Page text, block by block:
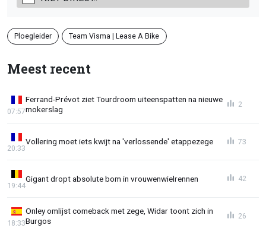
Ploegleider Team Visma | Lease A Bike
Meest recent
Ferrand-Prévot ziet Tourdroom uiteenspatten na nieuwe
mokerslag
07:57
2
Vollering moet iets kwijt na 'verlossende' etappezege
20:33
73
Gigant dropt absolute bom in vrouwenwielrennen
19:44
42
Onley omlijst comeback met zege, Widar toont zich in
Burgos
18:33
26